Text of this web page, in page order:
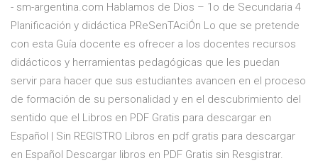
- sm-argentina.com Hablamos de Dios – 1o de Secundaria 4
Planificación y didáctica PReSenTAciÓn Lo que se pretende
con esta Guía docente es ofrecer a los docentes recursos
didácticos y herramientas pedagógicas que les puedan
servir para hacer que sus estudiantes avancen en el proceso
de formación de su personalidad y en el descubrimiento del
sentido que el Libros en PDF Gratis para descargar en
Español | Sin REGISTRO Libros en pdf gratis para descargar
en Español Descargar libros en PDF Gratis sin Resgistrar.